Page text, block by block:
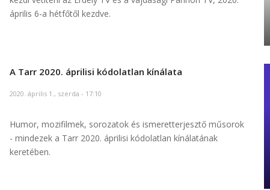
április 6-a hétfőtől kezdve.
A Tarr 2020. áprilisi kódolatlan kínálata
2020. április 1., szerda - 17:10
Humor, mozifilmek, sorozatok és ismeretterjesztő műsorok
- mindezek a Tarr 2020. áprilisi kódolatlan kínálatának
keretében.